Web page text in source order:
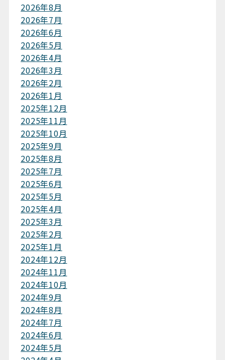
2026年8月
2026年7月
2026年6月
2026年5月
2026年4月
2026年3月
2026年2月
2026年1月
2025年12月
2025年11月
2025年10月
2025年9月
2025年8月
2025年7月
2025年6月
2025年5月
2025年4月
2025年3月
2025年2月
2025年1月
2024年12月
2024年11月
2024年10月
2024年9月
2024年8月
2024年7月
2024年6月
2024年5月